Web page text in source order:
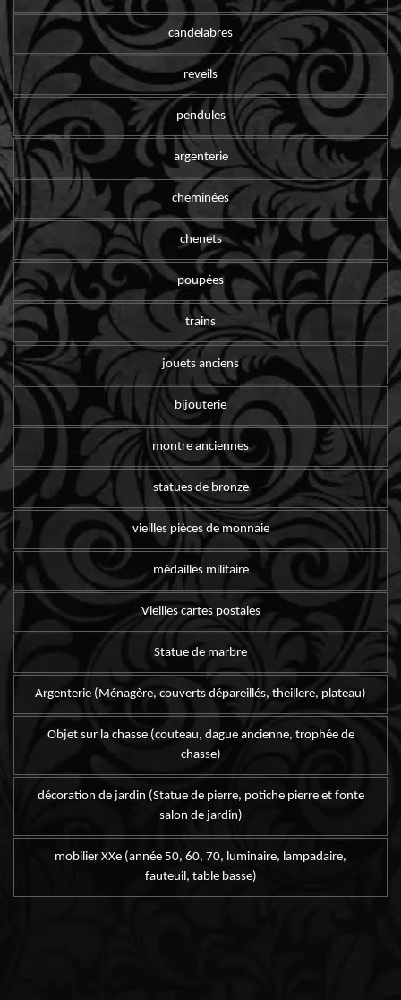
candelabres
reveils
pendules
argenterie
cheminées
chenets
poupées
trains
jouets anciens
bijouterie
montre anciennes
statues de bronze
vieilles pièces de monnaie
médailles militaire
Vieilles cartes postales
Statue de marbre
Argenterie (Ménagère, couverts dépareillés, theillere, plateau)
Objet sur la chasse (couteau, dague ancienne, trophée de
chasse)
décoration de jardin (Statue de pierre, potiche pierre et fonte
salon de jardin)
mobilier XXe (année 50, 60, 70, luminaire, lampadaire,
fauteuil, table basse)